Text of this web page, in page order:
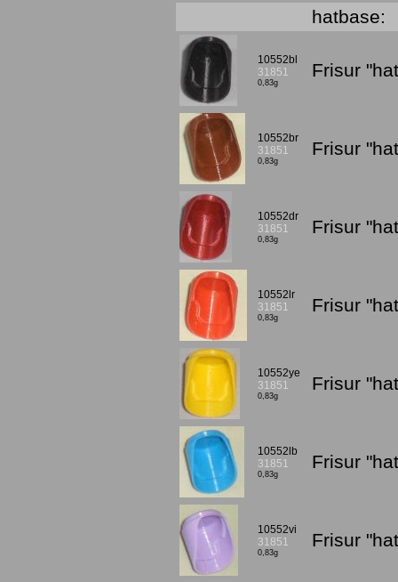
hatbase:
10552bl
31851
0,83g
Frisur
10552br
31851
0,83g
Frisur
10552dr
31851
0,83g
Frisur
10552lr
31851
0,83g
Frisur
10552ye
31851
0,83g
Frisur
10552lb
31851
0,83g
Frisur
10552vi
31851
0,83g
Frisur